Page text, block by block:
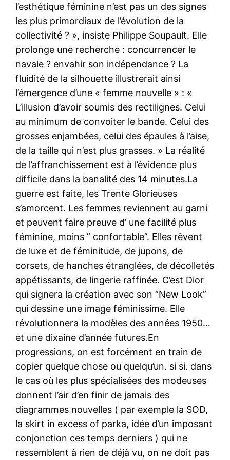
l’esthétique féminine n’est pas un des signes
les plus primordiaux de l’évolution de la
collectivité ? », insiste Philippe Soupault. Elle
prolonge une recherche : concurrencer le
navale ? envahir son indépendance ? La
fluidité de la silhouette illustrerait ainsi
l’émergence d’une « femme nouvelle » : «
L’illusion d’avoir soumis des rectilignes. Celui
au minimum de convoiter le bande. Celui des
grosses enjambées, celui des épaules à l’aise,
de la taille qui n’est plus grasses. » La réalité
de l’affranchissement est à l’évidence plus
difficile dans la banalité des 14 minutes.La
guerre est faite, les Trente Glorieuses
s’amorcent. Les femmes reviennent au garni
et peuvent faire preuve d’ une facilité plus
féminine, moins ” confortable”. Elles rêvent
de luxe et de féminitude, de jupons, de
corsets, de hanches étranglées, de décolletés
appétissants, de lingerie raffinée. C’est Dior
qui signera la création avec son “New Look”
qui dessine une image féminissime. Elle
révolutionnera la modèles des années 1950…
et une dixaine d’année futures.En
progressions, on est forcément en train de
copier quelque chose ou quelqu’un. si si. dans
le cas où les plus spécialisées des modeuses
donnent l’air d’en finir de jamais des
diagrammes nouvelles ( par exemple la SOD,
la skirt in excess of parka, idée d’un imposant
conjonction ces temps derniers ) qui ne
ressemblent à rien de déjà vu, on ne doit pas